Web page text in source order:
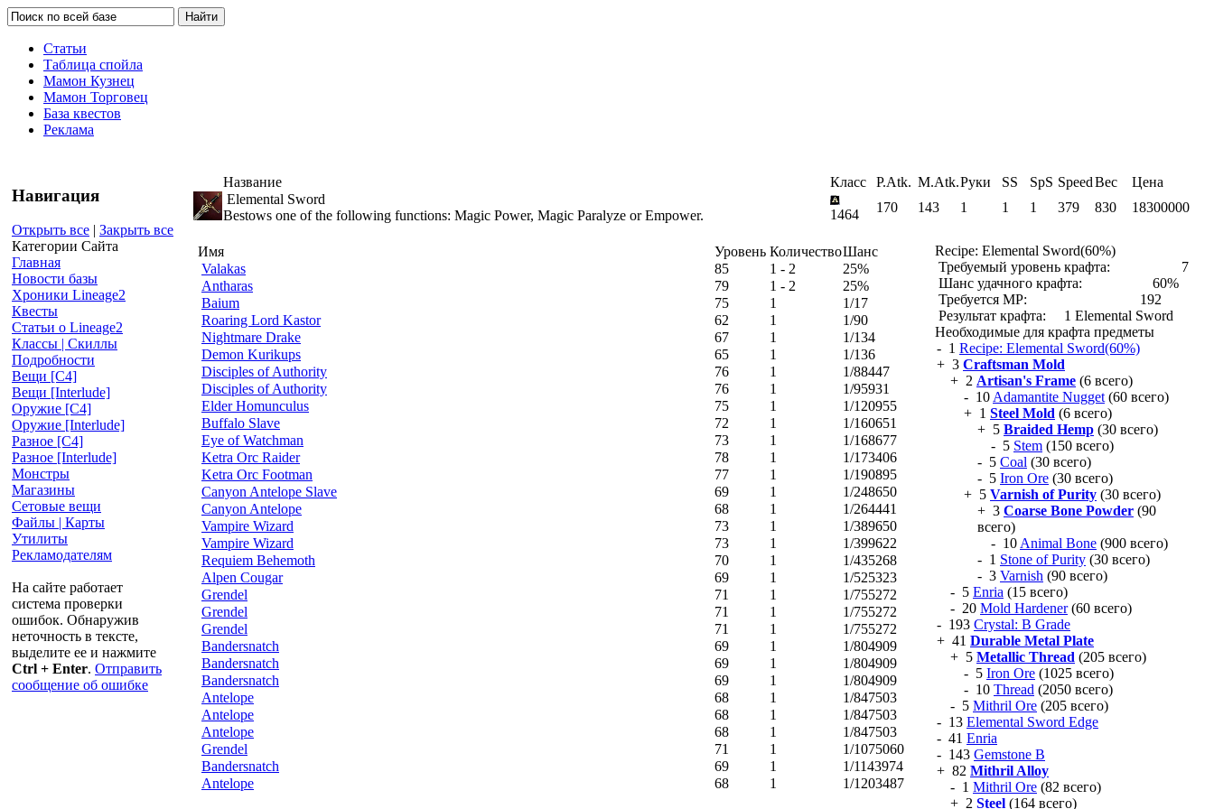
Статьи
Таблица спойла
Мамон Кузнец
Мамон Торговец
База квестов
Реклама
Навигация
Открыть все | Закрыть все
Категории Сайта
Главная
Новости базы
Хроники Lineage2
Квесты
Статьи о Lineage2
Классы | Скиллы
Подробности
Вещи [С4]
Вещи [Interlude]
Оружие [С4]
Оружие [Interlude]
Разное [C4]
Разное [Interlude]
Монстры
Магазины
Сетовые вещи
Файлы | Карты
Утилиты
Рекламодателям
На сайте работает
система проверки
ошибок. Обнаружив
неточность в тексте,
выделите ее и нажмите
Ctrl + Enter. Отправить
сообщение об ошибке
Название Класс P.Atk. M.Atk.Руки SS SpS SpeedВес
Цена
Elemental Sword
Bestows one of the following functions: Magic Power, Magic Paralyze or Empower.
1464 170 143 1 1 1 379 830 18300000
Имя Уровень КоличествоШанс
Valakas
85 1 - 2
25%
Antharas
79 1 - 2
25%
Baium
75 1
1/17
Roaring Lord Kastor
62 1
1/90
Nightmare Drake
67 1
1/134
Demon Kurikups
65 1
1/136
Disciples of Authority
76 1
1/88447
Disciples of Authority
76 1
1/95931
Elder Homunculus
75 1
1/120955
Buffalo Slave
72 1
1/160651
Eye of Watchman
73 1
1/168677
Ketra Orc Raider
78 1
1/173406
Ketra Orc Footman
77 1
1/190895
Canyon Antelope Slave
69 1
1/248650
Canyon Antelope
68 1
1/264441
Vampire Wizard
73 1
1/389650
Vampire Wizard
73 1
1/399622
Requiem Behemoth
70 1
1/435268
Alpen Cougar
69 1
1/525323
Grendel
71 1
1/755272
Grendel
71 1
1/755272
Grendel
71 1
1/755272
Bandersnatch
69 1
1/804909
Bandersnatch
69 1
1/804909
Bandersnatch
69 1
1/804909
Antelope
68 1
1/847503
Antelope
68 1
1/847503
Antelope
68 1
1/847503
Grendel
71 1
1/1075060
Bandersnatch
69 1
1/1143974
Antelope
68 1 1/1203487
Recipe: Elemental Sword(60%)
Требуемый уровень крафта:
7
Шанс удачного крафта:
60%
Требуется MP:
192
Результат крафта:
1 Elemental Sword
Необходимые для крафта предметы
- 1 Recipe: Elemental Sword(60%)
+ 3 Craftsman Mold
+ 2 Artisan's Frame (6 всего)
- 10 Adamantite Nugget (60 всего)
+ 1 Steel Mold (6 всего)
+ 5 Braided Hemp (30 всего)
- 5 Stem (150 всего)
- 5 Coal (30 всего)
- 5 Iron Ore (30 всего)
+ 5 Varnish of Purity (30 всего)
+ 3 Coarse Bone Powder (90
всего)
- 10 Animal Bone (900 всего)
- 1 Stone of Purity (30 всего)
- 3 Varnish (90 всего)
- 5 Enria (15 всего)
- 20 Mold Hardener(60 всего)
- 193 Crystal: B Grade
+ 41 Durable Metal Plate
+ 5 Metallic Thread (205 всего)
- 5 Iron Ore (1025 всего)
- 10 Thread (2050 всего)
- 5 Mithril Ore (205 всего)
- 13 Elemental Sword Edge
- 41 Enria
- 143 Gemstone B
+ 82 Mithril Alloy
- 1 Mithril Ore (82 всего)
+ 2 Steel (164 всего)